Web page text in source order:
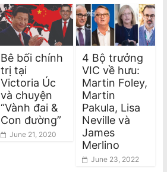
Bê bối chính
trị tại
Victoria Úc
và chuyện
“Vành đai &
Con đường”
June 21, 2020
4 Bộ trưởng
VIC về hưu:
Martin Foley,
Martin
Pakula, Lisa
Neville và
James
Merlino
June 23, 2022